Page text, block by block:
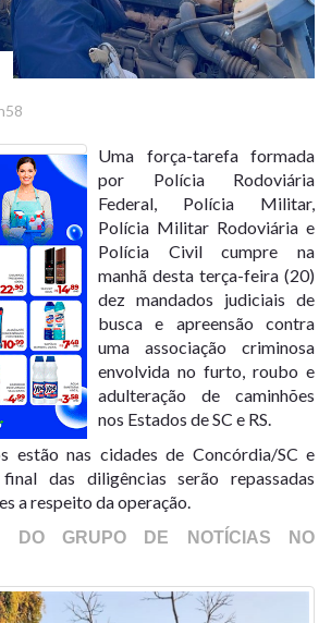
Uma força-tarefa formada
por Polícia Rodoviária
Federal, Polícia Militar,
Polícia Militar Rodoviária e
Polícia Civil cumpre na
manhã desta terça-feira (20)
dez mandados judiciais de
busca e apreensão contra
uma associação criminosa
envolvida no furto, roubo e
adulteração de caminhões
nos Estados de SC e RS.
estão nas cidades de Concórdia/SC e
das diligências serão repassadas
a respeito da operação.
DO GRUPO DE NOTÍCIAS NO